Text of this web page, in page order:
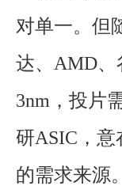
对单一。但
达、AMD、
3nm，投片
研ASIC，意
的需求来源。